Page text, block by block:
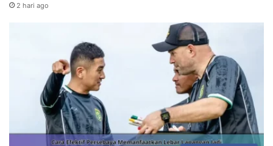
2 hari ago